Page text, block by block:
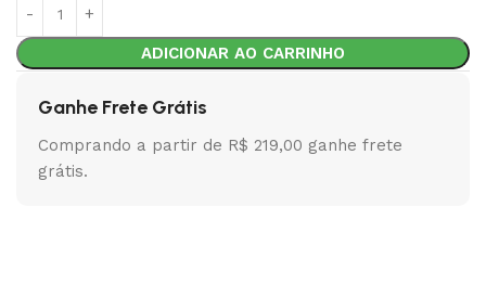
ADICIONAR AO CARRINHO
Ganhe Frete Grátis
Comprando a partir de R$ 219,00 ganhe frete
grátis.